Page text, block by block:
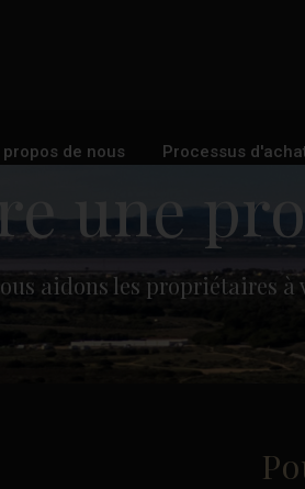
propos de nous Processus
une
aidons les propriétaires